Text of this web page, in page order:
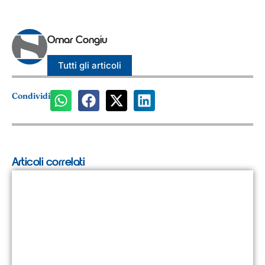
Omar Congiu
Tutti gli articoli
Condividi
Articoli correlati